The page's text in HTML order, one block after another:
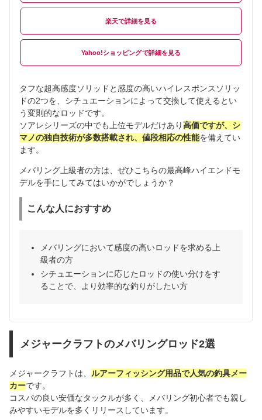
楽天
Yahoo!ショッピング
タフな超高感度ソリッドと感度の高いハイレスポンスソリッ
ドの2つを、シチュエーションによって交換して使えるとい
う変則的なロッドです。
ソアレシリーズの中でも上位モデルだけあり高価ですが、シ
マノの独自技術が多数搭載され、値段相応の性能を備えてい
ます。
メバリング上級者の方は、ぜひこちらの最高峰ハイエンドモ
デルを手にしてみてはいかがでしょうか？
こんな人におすすめ
メバリングにおいて感度の高いロッドを求める上
級者の方
シチュエーションに応じたロッドの使い分けをす
ることで、より効率的な釣りがしたい方
メジャークラフトのメバリングロッド2選
メジャークラフトは、 ルアーフィッシング用品で人気の釣具メー
カーです。
コスパの良い安価なタックルが多く、メバリング初心者でも親し
みやすいモデルを多くリリースしています。